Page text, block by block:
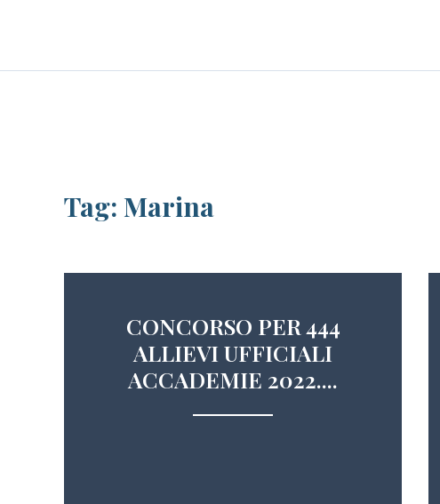
Tag: Marina
CONCORSO PER 444
ALLIEVI UFFICIALI
ACCADEMIE 2022....